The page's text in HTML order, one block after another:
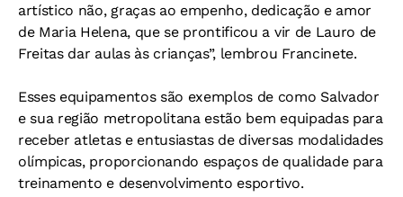
artístico não, graças ao empenho, dedicação e amor
de Maria Helena, que se prontificou a vir de Lauro de
Freitas dar aulas às crianças”, lembrou Francinete.
Esses equipamentos são exemplos de como Salvador
e sua região metropolitana estão bem equipadas para
receber atletas e entusiastas de diversas modalidades
olímpicas, proporcionando espaços de qualidade para
treinamento e desenvolvimento esportivo.